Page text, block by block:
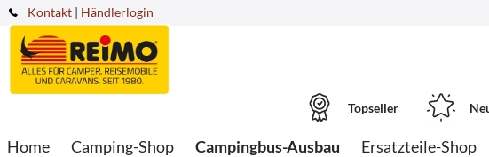
Kontakt | Händlerlogin
Topseller
Home Camping-Shop Campingbus-Ausbau Ersatzteile-Shop